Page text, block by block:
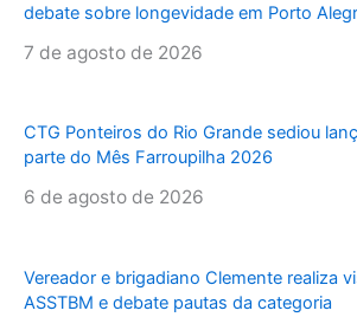
debate sobre longevidade em Porto
7 de agosto de 2026
CTG Ponteiros do Rio Grande sediou
parte do Mês Farroupilha 2026
6 de agosto de 2026
Vereador e brigadiano Clemente realiza
ASSTBM e debate pautas da categoria